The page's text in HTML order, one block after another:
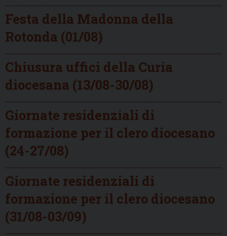
Festa della Madonna della
Rotonda (01/08)
Chiusura uffici della Curia
diocesana (13/08-30/08)
Giornate residenziali di
formazione per il clero diocesano
(24-27/08)
Giornate residenziali di
formazione per il clero diocesano
(31/08-03/09)